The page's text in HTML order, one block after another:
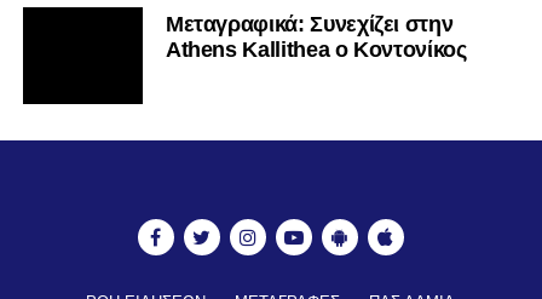
Mεταγραφικά: Συνεχίζει στην
Athens Kallithea ο Κοντονίκος